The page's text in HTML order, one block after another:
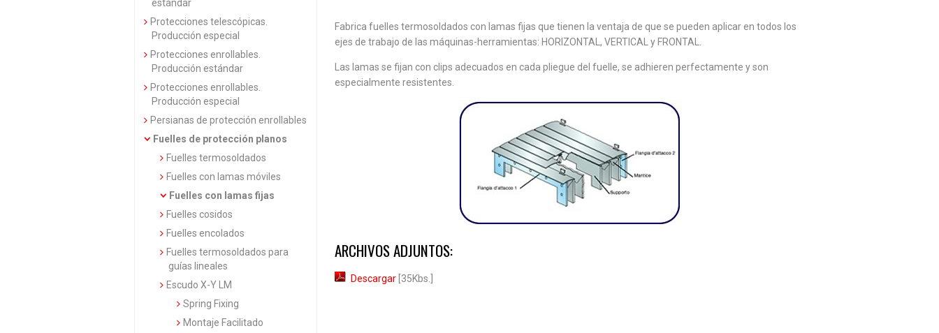
estándar
Protecciones telescópicas.
Producción especial
Protecciones enrollables.
Producción estándar
Protecciones enrollables.
Producción especial
Persianas de protección enrollables
Fuelles de protección planos
Fuelles termosoldados
Fuelles con lamas móviles
Fuelles con lamas fijas
Fuelles cosidos
Fuelles encolados
Fuelles termosoldados para
guías lineales
Escudo X-Y LM
Spring Fixing
Montaje Facilitado
Fabrica fuelles termosoldados con lamas fijas que tienen la ventaja de que se pueden aplicar en todos los
ejes de trabajo de las máquinas-herramientas: HORIZONTAL, VERTICAL y FRONTAL.
Las lamas se fijan con clips adecuados en cada pliegue del fuelle, se adhieren perfectamente y son
especialmente resistentes.
ARCHIVOS ADJUNTOS:
Descargar [35Kbs.]